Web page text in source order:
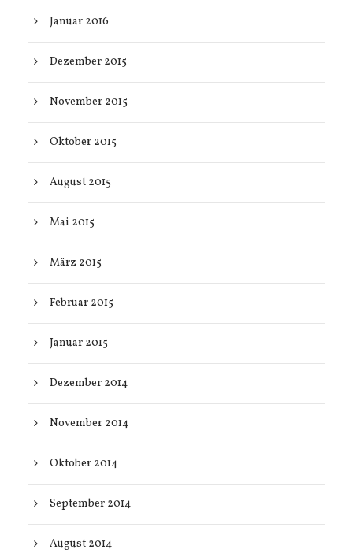
Januar 2016
Dezember 2015
November 2015
Oktober 2015
August 2015
Mai 2015
März 2015
Februar 2015
Januar 2015
Dezember 2014
November 2014
Oktober 2014
September 2014
August 2014